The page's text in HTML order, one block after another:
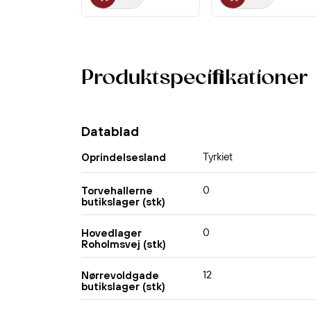
Produktspecifikationer
Datablad
Oprindelsesland Tyrkiet
Torvehallerne
butikslager (stk)
0
Hovedlager
Roholmsvej (stk)
0
Nørrevoldgade
butikslager (stk)
12